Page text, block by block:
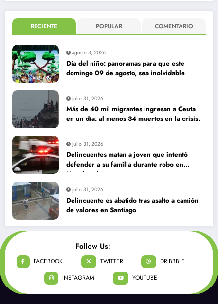
RECIENTE POPULAR COMENTARIO
agosto 3, 2026
Día del niño: panoramas para que este
domingo 09 de agosto, sea inolvidable
julio 31, 2026
Más de 40 mil migrantes ingresan a Ceuta
en un día: al menos 34 muertos en la crisis.
julio 31, 2026
Delincuentes matan a joven que intentó
defender a su familia durante robo en
Huechuraba
julio 31, 2026
Delincuente es abatido tras asalto a camión
de valores en Santiago
Follow Us:
FACEBOOK TWITTER
DRIBBBLE
INSTAGRAM
YOUTUBE